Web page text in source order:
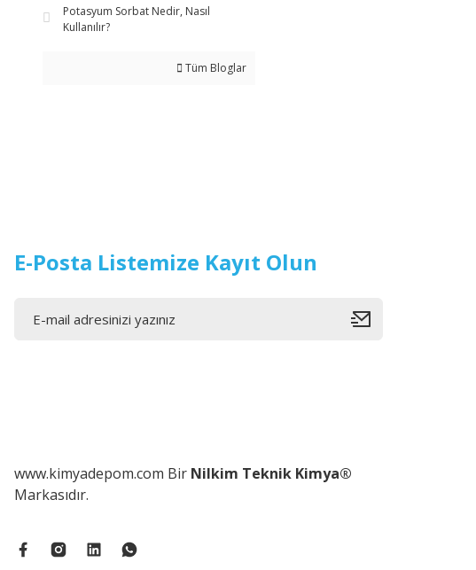
Potasyum Sorbat Nedir, Nasıl
Kullanılır?
Tüm Bloglar
E-Posta Listemize Kayıt Olun
www.kimyadepom.com Bir Nilkim Teknik Kimya®
Markasıdır.